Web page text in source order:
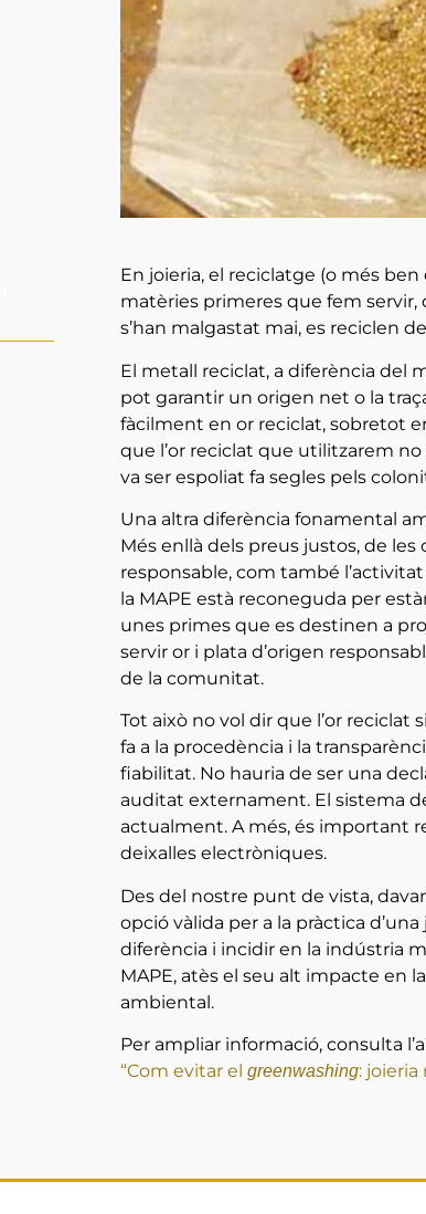
En joieria, el reciclatge (o més
matèries primeres que fem servir,
s’han malgastat mai, es reciclen
El metall reciclat, a diferència del
pot garantir un origen net o la
fàcilment en or reciclat, sobretot
que l’or reciclat que utilitzarem
va ser espoliat fa segles pels
Una altra diferència fonamental
Més enllà dels preus justos, de
responsable, com també
la MAPE està reconeguda per
unes primes que es destinen a
servir or i plata d’origen
de la comunitat.
Tot això no vol dir que l’or
fa a la procedència i la
fiabilitat. No hauria de ser una
auditat externament. El sistema
actualment. A més, és important
deixalles electròniques.
Des del nostre punt de vista,
opció vàlida per a la pràctica
diferència i incidir en la indústria
MAPE, atès el seu alt impacte en
ambiental.
Per ampliar informació, consulta
“Com evitar el greenwashing: joieria